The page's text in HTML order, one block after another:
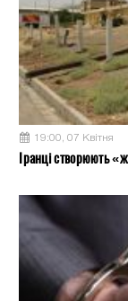
19:00, 07 Квітня
Іранці створюють